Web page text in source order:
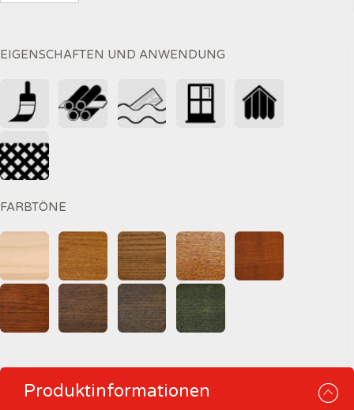
EIGENSCHAFTEN UND ANWENDUNG
FARBTÖNE
Produktinformationen